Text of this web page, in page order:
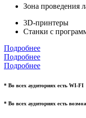
Зона проведения
3D-принтеры
Станки с
Подробнее
Подробнее
Подробнее
* Во всех аудиториях есть WI-FI
* Во всех аудиториях есть